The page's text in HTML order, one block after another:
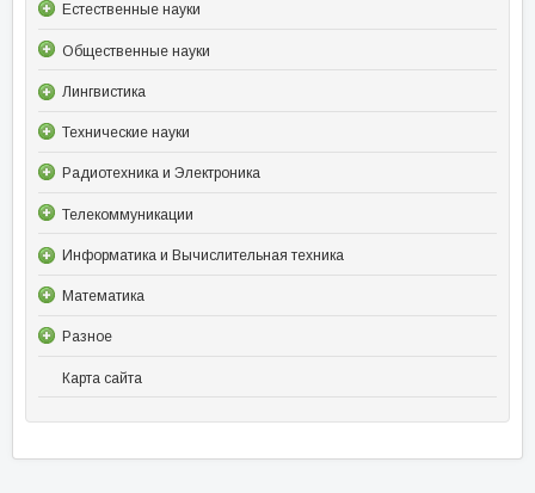
Естественные науки
Общественные науки
Лингвистика
Технические науки
Радиотехника и Электроника
Телекоммуникации
Информатика и Вычислительная техника
Математика
Разное
Карта сайта